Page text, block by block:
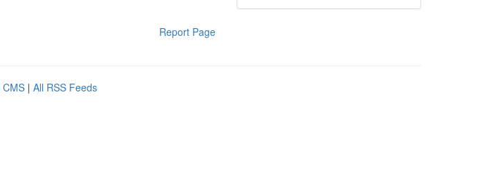
Report Page
CMS | All RSS Feeds